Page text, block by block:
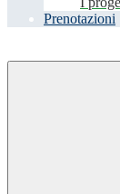
Prenotazioni